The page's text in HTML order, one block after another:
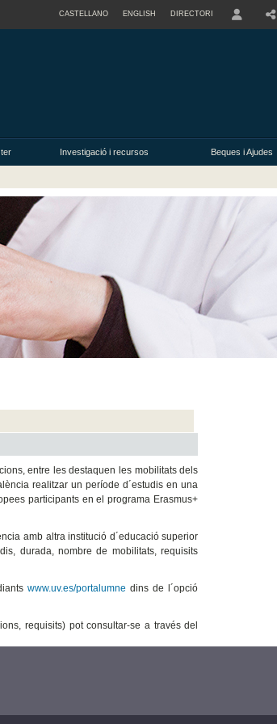
CASTELLANO ENGLISH DIRECTORI
Investigació i recursos Beques i Ajudes
entre les destaquen les mobilitats dels
realitzar un període d´estudis en una
participants en el programa Erasmus+
amb altra institució d´educació superior
durada, nombre de mobilitats, requisits
www.uv.es/portalumne dins de l´opció
requisits) pot consultar-se a través del